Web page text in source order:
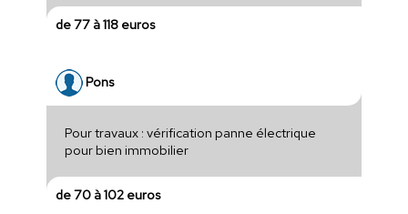
de 77 à 118 euros
Pons
Pour travaux : vérification panne électrique
pour bien immobilier
de 70 à 102 euros